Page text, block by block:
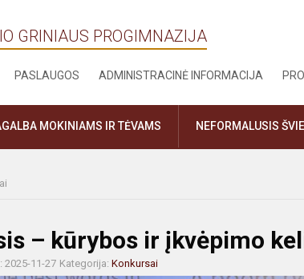
GRINIAUS PROGIMNAZIJA
PASLAUGOS ADMINISTRACINĖ INFORMACIJA
MOKINIAMS IR TĖVAMS NEFORMALUSIS
– kūrybos ir įkvėpimo
2025-11-27 Kategorija: Konkursai